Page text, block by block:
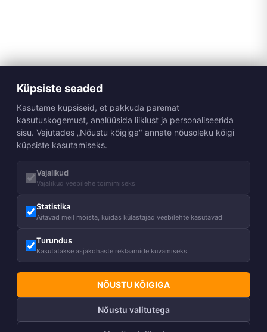
Küpsiste seaded
Kasutame küpsiseid, et pakkuda paremat
kasutuskogemust, analüüsida liiklust ja personaliseerida
sisu. Vajutades „Nõustu kõigiga" annate nõusoleku kõigi
küpsiste kasutamiseks.
Vajalikud
Vajalikud veebilehe toimimiseks
Statistika
Aitavad meil mõista, kuidas külastajad veebilehte kasutavad
Turundus
Kasutatakse asjakohaste reklaamide kuvamiseks
NÕUSTU KÕIGIGA
Nõustu valitutega